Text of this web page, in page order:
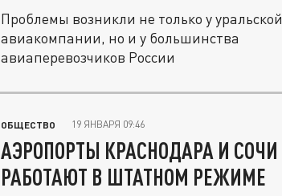
Проблемы возникли не только у уральской
авиакомпании, но и у большинства
авиаперевозчиков России
ОБЩЕСТВО 19 ЯНВАРЯ 09:46
АЭРОПОРТЫ КРАСНОДАРА И СОЧИ
РАБОТАЮТ В ШТАТНОМ РЕЖИМЕ